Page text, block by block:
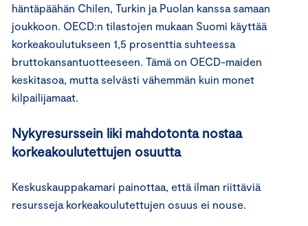
häntäpäähän Chilen, Turkin ja Puolan kanssa samaan
joukkoon. OECD:n tilastojen mukaan Suomi käyttää
korkeakoulutukseen 1,5 prosenttia suhteessa
bruttokansantuotteeseen. Tämä on OECD-maiden
keskitasoa, mutta selvästi vähemmän kuin monet
kilpailijamaat.
Nykyresurssein liki mahdotonta nostaa
korkeakoulutettujen osuutta
Keskuskauppakamari painottaa, että ilman riittäviä
resursseja korkeakoulutettujen osuus ei nouse.